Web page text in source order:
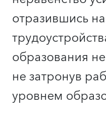
отразившись
образования
не затронув
уровнем